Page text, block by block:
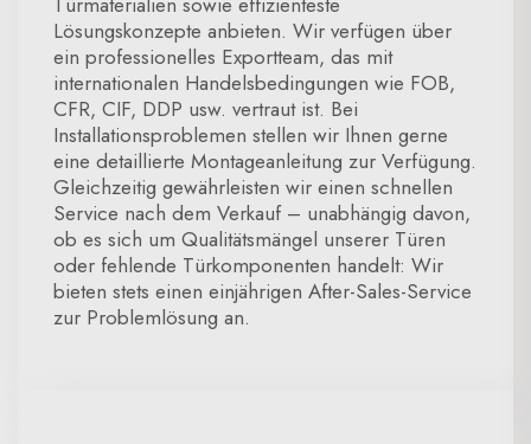
Lösungskonzepte anbieten. Wir verfügen über
ein professionelles Exportteam, das mit
internationalen Handelsbedingungen wie FOB,
CFR, CIF, DDP usw. vertraut ist. Bei
Installationsproblemen stellen wir Ihnen gerne
eine detaillierte Montageanleitung zur Verfügung.
Gleichzeitig gewährleisten wir einen schnellen
Service nach dem Verkauf – unabhängig davon,
ob es sich um Qualitätsmängel unserer Türen
oder fehlende Türkomponenten handelt: Wir
bieten stets einen einjährigen After-Sales-Service
zur Problemlösung an.